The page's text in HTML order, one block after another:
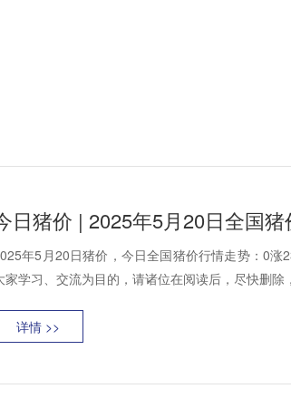
日猪价 | 2025年5月20日全国猪
年5月20日猪价，今日全国猪价行情走势：0
家学习、交流为目的，请诸位在阅读后，尽快删除
详情 >>